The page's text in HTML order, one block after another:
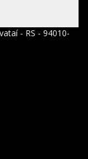
- RS - 94010-